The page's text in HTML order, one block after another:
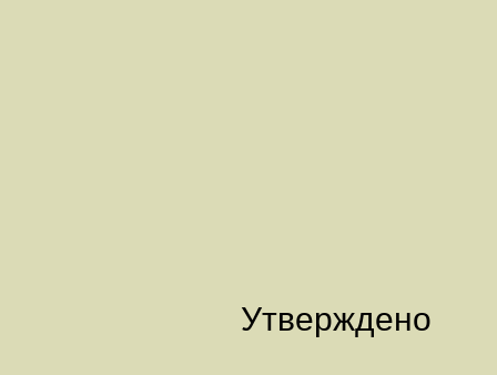
Утверждено